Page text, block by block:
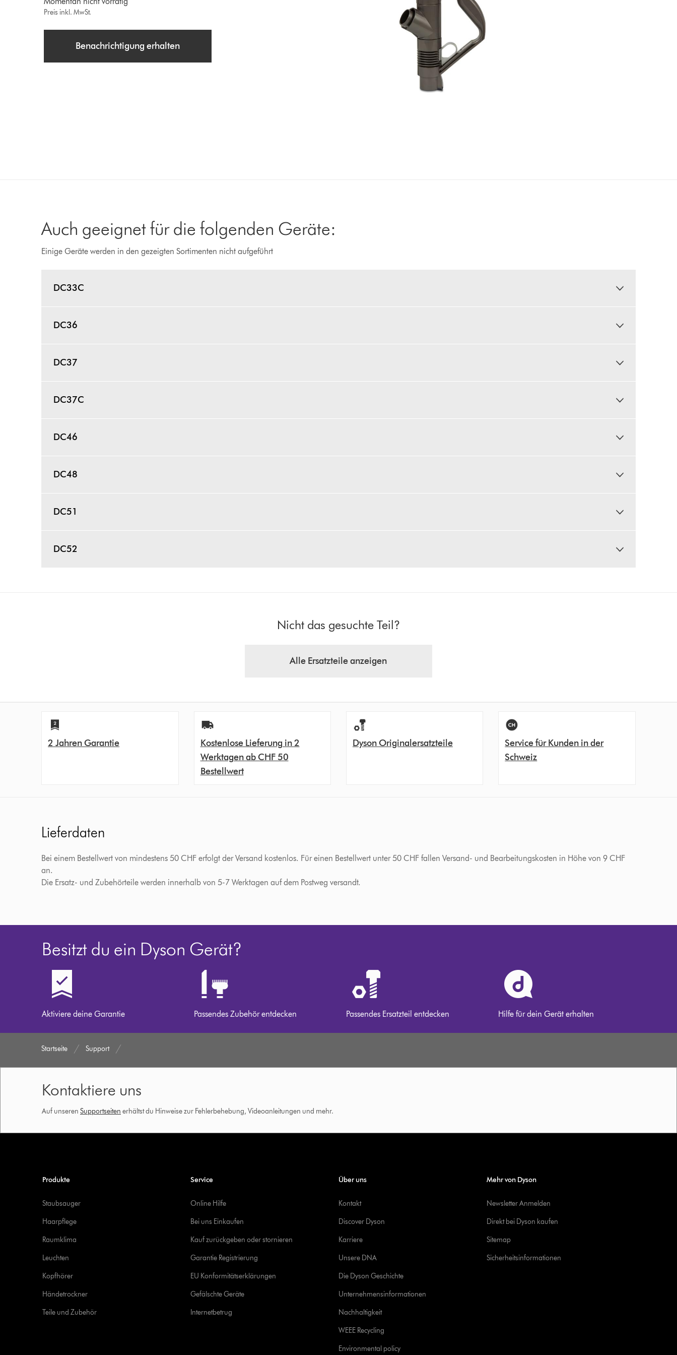
Preis inkl. MwSt.
Benachrichtigung erhalten
Auch geeignet für die folgenden Geräte:
Einige Geräte werden in den gezeigten Sortimenten nicht aufgeführt
DC33C
DC36
DC37
DC37C
DC46
DC48
DC51
DC52
Nicht das gesuchte Teil?
Alle Ersatzteile anzeigen
2 Jahren Garantie
Kostenlose Lieferung in 2
Werktagen ab CHF 50
Bestellwert
Dyson Originalersatzteile
Service für Kunden in der
Schweiz
Lieferdaten
Bei einem Bestellwert von mindestens 50 CHF erfolgt der Versand kostenlos. Für einen Bestellwert unter 50 CHF fallen Versand- und Bearbeitungskosten in Höhe von 9 CHF
an.
Die Ersatz- und Zubehörteile werden innerhalb von 5-7 Werktagen auf dem Postweg versandt.
Besitzt du ein Dyson Gerät?
Aktiviere deine Garantie Passendes Zubehör entdecken Passendes Ersatzteil entdecken Hilfe für dein Gerät erhalten
Startseite Support
Kontaktiere uns
Auf unseren Supportseiten erhältst du Hinweise zur Fehlerbehebung, Videoanleitungen und mehr.
Produkte
Staubsauger
Haarpflege
Raumklima
Leuchten
Kopfhörer
Händetrockner
Teile und Zubehör
Service
Online Hilfe
Bei uns Einkaufen
Kauf zurückgeben oder stornieren
Garantie Registrierung
EU Konformitätserklärungen
Gefälschte Geräte
Internetbetrug
Über uns
Kontakt
Discover Dyson
Karriere
Unsere DNA
Die Dyson Geschichte
Unternehmensinformationen
Nachhaltigkeit
WEEE Recycling
Environmental policy
Mehr von Dyson
Newsletter Anmelden
Direkt bei Dyson kaufen
Sitemap
Sicherheitsinformationen